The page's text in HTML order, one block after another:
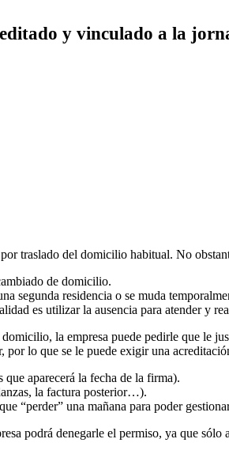
y vinculado a la
traslado del domicilio habitual. No
de domicilio.
segunda residencia o se muda
es utilizar la ausencia para atender y
la empresa puede pedirle que le
lo que se le puede exigir una
aparecerá la fecha de la firma).
la factura posterior…).
“perder” una mañana para poder
podrá denegarle el permiso, ya que